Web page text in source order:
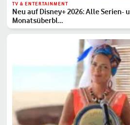
TV & ENTERTAINMENT
Neu auf Disney+ 2026: Alle Serien-
Monatsüberbl…